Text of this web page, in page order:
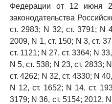
Федерации от 12 июня
законодательства
ст. 2983; N 32, ст. 3791; N
2009, N 1, ст. 150; N 3, ст.
ст. 1121; N 27, ст. 3364; N
N 5, ст. 538; N 23, ст. 2833;
ст. 4262; N 32, ст. 4330; N
N 12, ст. 1652; N 14, ст.
3179; N 36, ст. 5154; 2012,